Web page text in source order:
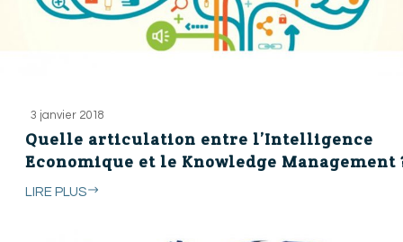
3 janvier 2018
Quelle articulation entre l’Intelligence
Economique et le Knowledge Management
LIRE PLUS